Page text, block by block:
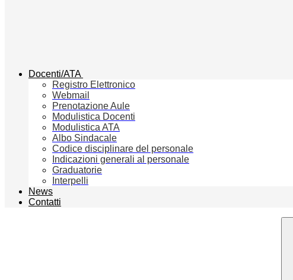
Docenti/ATA
Registro Elettronico
Webmail
Prenotazione Aule
Modulistica Docenti
Modulistica ATA
Albo Sindacale
Codice disciplinare del personale
Indicazioni generali al personale
Graduatorie
Interpelli
News
Contatti